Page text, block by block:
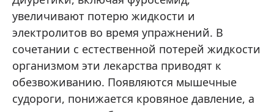
увеличивают потерю жидкости и
электролитов во время упражнений. В
сочетании с естественной потерей жидкости
организмом эти лекарства приводят к
обезвоживанию. Появляются мышечные
судороги, понижается кровяное давление, а